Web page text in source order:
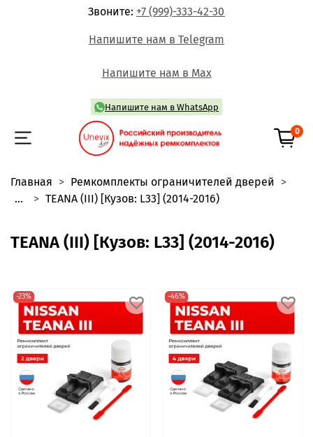
Звоните: +7 (999)-333-42-30
Напишите нам в Telegram
Напишите нам в Max
Напишите нам в WhatsApp
0
Главная
Ремкомплекты ограничителей дверей
...
TEANA (III) [Кузов: L33] (2014-2016)
TEANA (III) [Кузов: L33] (2014-2016)
-23% -46%